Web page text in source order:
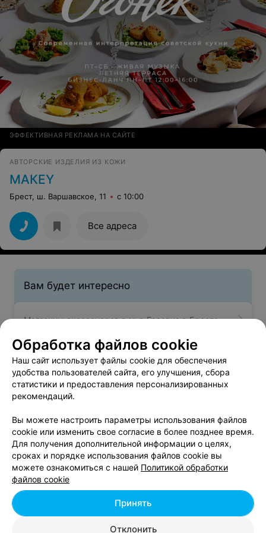
ЭФФЕКТИВНАЯ РЕКЛАМА НА САЙТЕ
АВТОРСКИЕ ИЗДЕЛИЯ ИЗ КОЖИ
МАКЕY
Брест, ш. Варшавское, 11 с 10:00
Все адреса
Вам будет интересно
Магазины аксессуаров в м-р Граевка в Бресте
Магазины аксессуаров в м-р Киевка в Бресте
Магазины аксессуаров в м-р Ковалево в Бресте
Добавить компанию
Добавить специалиста
Обработка файлов cookie
Наш сайт использует файлы cookie для обеспечения
удобства пользователей сайта, его улучшения, сбора
статистики и предоставления персонализированных
рекомендаций.
Вы можете настроить параметры использования файлов
cookie или изменить свое согласие в более позднее время.
Для получения дополнительной информации о целях,
сроках и порядке использования файлов cookie вы
можете ознакомиться с нашей Политикой обработки
файлов cookie
Отклонить
Принять